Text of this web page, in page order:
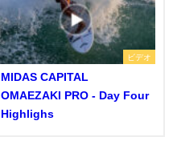
ビデオ
MIDAS CAPITAL
OMAEZAKI PRO - Day Four
Highlighs